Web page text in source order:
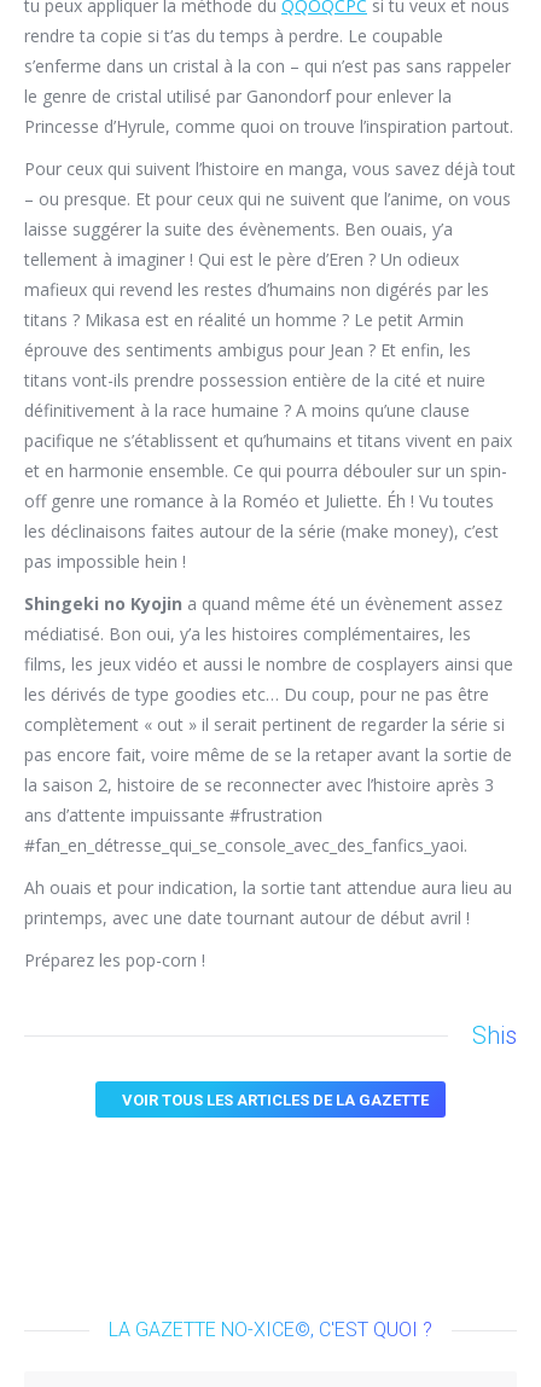
tu peux appliquer la méthode du QQOQCPC si tu veux et nous
rendre ta copie si t’as du temps à perdre. Le coupable
s’enferme dans un cristal à la con – qui n’est pas sans rappeler
le genre de cristal utilisé par Ganondorf pour enlever la
Princesse d’Hyrule, comme quoi on trouve l’inspiration partout.
Pour ceux qui suivent l’histoire en manga, vous savez déjà tout
– ou presque. Et pour ceux qui ne suivent que l’anime, on vous
laisse suggérer la suite des évènements. Ben ouais, y’a
tellement à imaginer ! Qui est le père d’Eren ? Un odieux
mafieux qui revend les restes d’humains non digérés par les
titans ? Mikasa est en réalité un homme ? Le petit Armin
éprouve des sentiments ambigus pour Jean ? Et enfin, les
titans vont-ils prendre possession entière de la cité et nuire
définitivement à la race humaine ? A moins qu’une clause
pacifique ne s’établissent et qu’humains et titans vivent en paix
et en harmonie ensemble. Ce qui pourra débouler sur un spin-
off genre une romance à la Roméo et Juliette. Éh ! Vu toutes
les déclinaisons faites autour de la série (make money), c’est
pas impossible hein !
Shingeki no Kyojin a quand même été un évènement assez
médiatisé. Bon oui, y’a les histoires complémentaires, les
films, les jeux vidéo et aussi le nombre de cosplayers ainsi que
les dérivés de type goodies etc… Du coup, pour ne pas être
complètement « out » il serait pertinent de regarder la série si
pas encore fait, voire même de se la retaper avant la sortie de
la saison 2, histoire de se reconnecter avec l’histoire après 3
ans d’attente impuissante #frustration
#fan_en_détresse_qui_se_console_avec_des_fanfics_yaoi.
Ah ouais et pour indication, la sortie tant attendue aura lieu au
printemps, avec une date tournant autour de début avril !
Préparez les pop-corn !
Shis
VOIR TOUS LES ARTICLES DE LA GAZETTE
LA GAZETTE NO-XICE©, C'EST QUOI ?